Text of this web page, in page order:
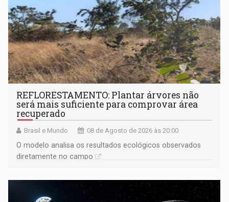
REFLORESTAMENTO: Plantar árvores não
será mais suficiente para comprovar área
recuperado
Brasil e Mundo 08 de Agosto de 2026 às 20:00
O modelo analisa os resultados ecológicos observados
diretamente no campo